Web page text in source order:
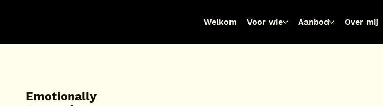
Welkom Voor wie Aanbod Over mij
Emotionally